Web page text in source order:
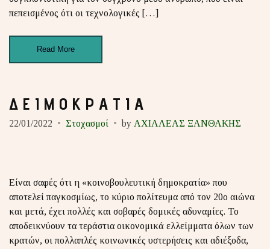
πεπεισμένος ότι οι τεχνολογικές […]
Read More
Δ Ε Ι Μ Ο Κ Ρ Α Τ Ι Α
22/01/2022 Στοχασμοί by ΑΧΙΛΛΕΑΣ ΞΑΝΘΑΚΗΣ
Είναι σαφές ότι η «κοινοβουλευτική δημοκρατία» που
αποτελεί παγκοσμίως, το κύριο πολίτευμα από τον 20ο αιώνα
και μετά, έχει πολλές και σοβαρές δομικές αδυναμίες. Το
αποδεικνύουν τα τεράστια οικονομικά ελλείμματα όλων των
κρατών, οι πολλαπλές κοινωνικές υστερήσεις και αδιέξοδα,